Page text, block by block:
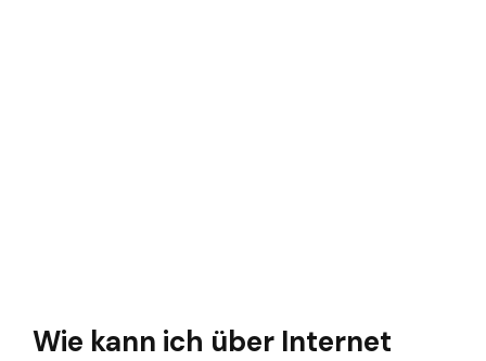
Wie kann ich über Internet